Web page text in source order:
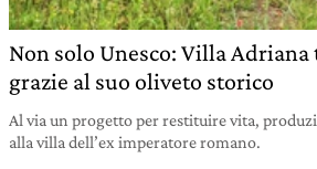
Non solo Unesco: Villa Adriana
grazie al suo oliveto storico
Al via un progetto per restituire vita,
alla villa dell’ex imperatore romano.